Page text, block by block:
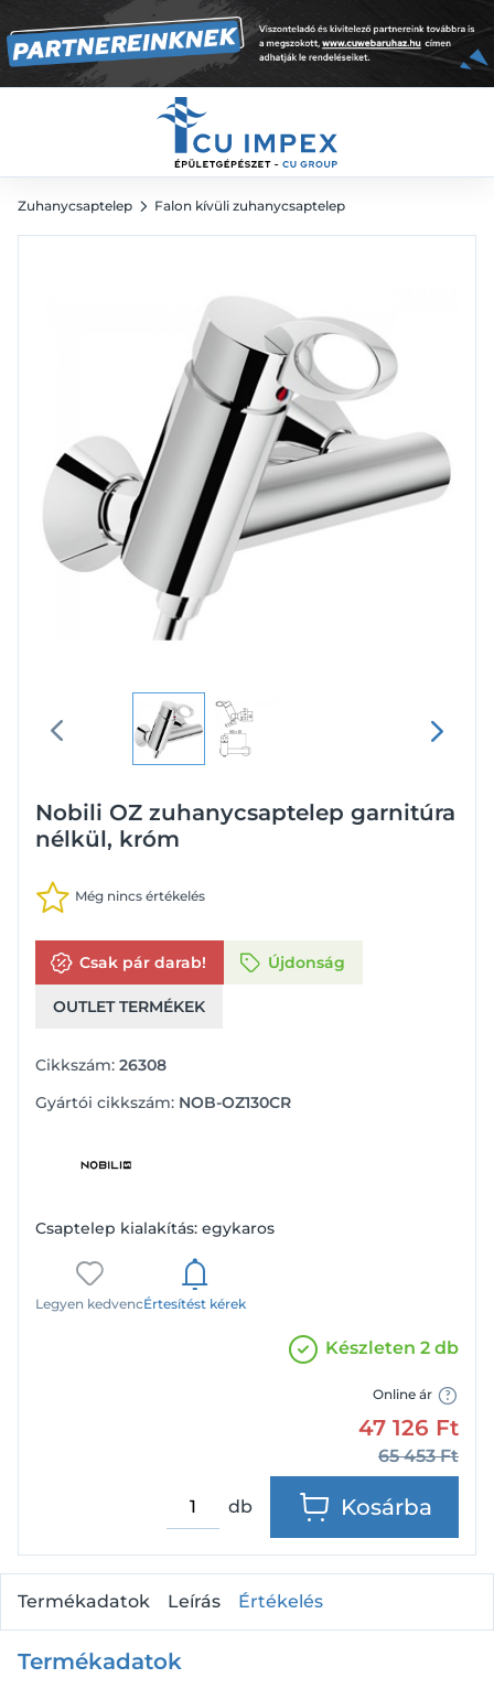
Zuhanycsaptelep Falon kívüli zuhanycsaptelep
Nobili OZ zuhanycsaptelep garnitúra
nélkül, króm
Még nincs értékelés
Csak pár darab! Újdonság
OUTLET TERMÉKEK
Cikkszám: 26308
Gyártói cikkszám: NOB-OZ130CR
Csaptelep kialakítás: egykaros
Legyen kedvencÉrtesítést kérek
Készleten 2 db
Online ár
47 126 Ft
65 453 Ft
db Kosárba
47 126 Ft
65 453 Ft
Termékadatok Leírás Értékelés
Termékadatok